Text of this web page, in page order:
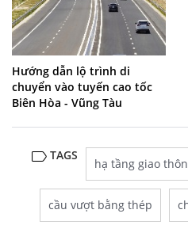
Hướng dẫn lộ trình di
chuyển vào tuyến cao tốc
Biên Hòa - Vũng Tàu
TAGS
hạ tầng giao
cầu vượt bằng thép